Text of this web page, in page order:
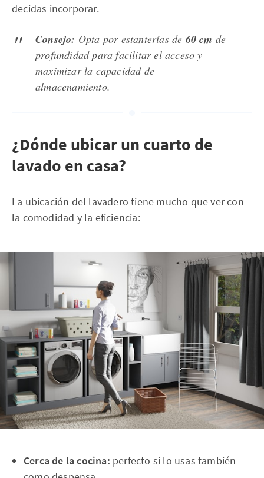
decidas incorporar.
Consejo: Opta por estanterías de 60 cm de
profundidad para facilitar el acceso y
maximizar la capacidad de
almacenamiento.
¿Dónde ubicar un cuarto de
lavado en casa?
La ubicación del lavadero tiene mucho que ver con
la comodidad y la eficiencia:
Cerca de la cocina: perfecto si lo usas también